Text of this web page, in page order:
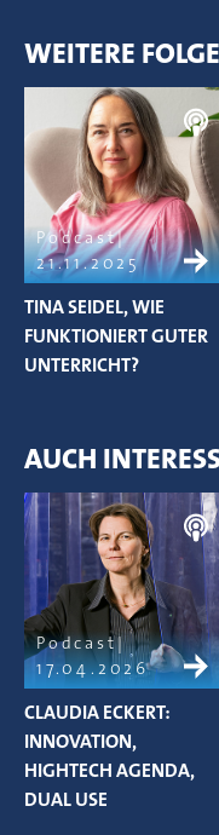
WEITERE
Podcast
21.11.2025
TINA SEIDEL, WIE
FUNKTIONIERT GUTER
UNTERRICHT?
AUCH
Podcast
17.04.2026
CLAUDIA ECKERT:
INNOVATION,
HIGHTECH AGENDA,
DUAL USE